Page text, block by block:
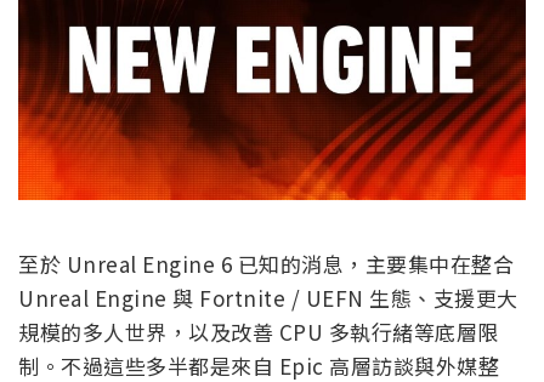
至於 Unreal Engine 6 已知的消息，主要集中在整合
Unreal Engine 與 Fortnite / UEFN 生態、支援更大
規模的多人世界，以及改善 CPU 多執行緒等底層限
制。不過這些多半都是來自 Epic 高層訪談與外媒整